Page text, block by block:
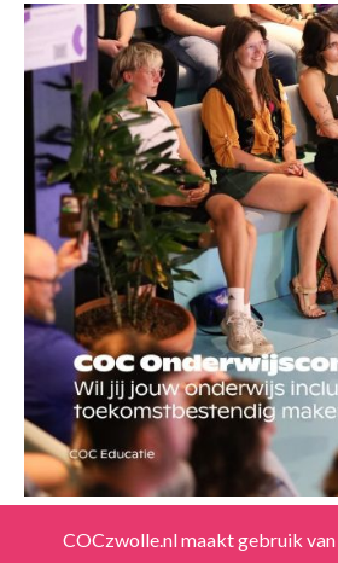
COCzwolle.nl maakt gebruik van